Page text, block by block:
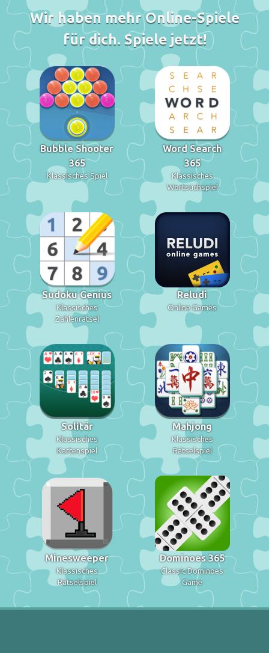
Wir haben mehr Online-Spiele
für dich. Spiele jetzt!
Bubble Shooter
365
Klassisches Spiel
Word Search
365
Klassisches
Wortsuchspiel
Sudoku Genius
Klassisches
Zahlenrätsel
Reludi
Online Games
Solitär
Klassisches
Kartenspiel
Mahjong
Klassisches
Rätselspiel
Minesweeper
Klassisches
Rätselspiel
Dominoes 365
Classic Dominoes
Game